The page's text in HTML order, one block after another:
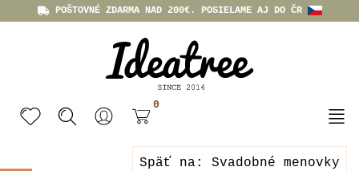
POŠTOVNÉ ZDARMA NAD 200€. POSIELAME AJ DO ČR
0
Späť na: Svadobné menovky